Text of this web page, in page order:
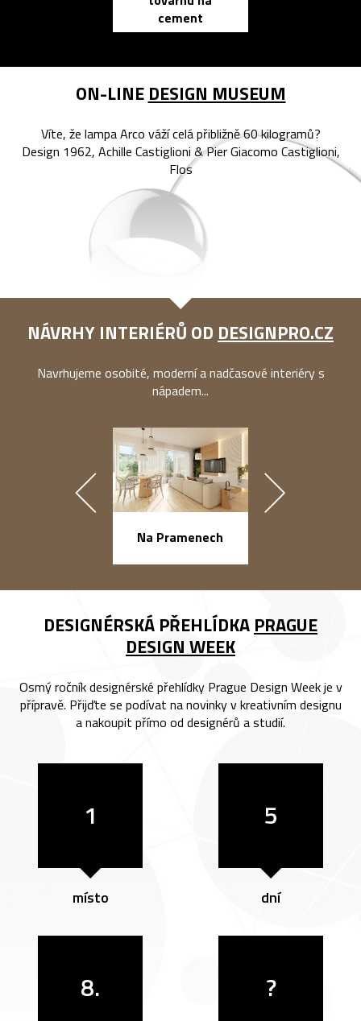
cement
ON-LINE DESIGN MUSEUM
Víte, že lampa Arco váží celá přibližně 60 kilogramů?
Design 1962, Achille Castiglioni & Pier Giacomo Castiglioni,
Flos
NÁVRHY INTERIÉRŮ OD DESIGNPRO.CZ
Navrhujeme osobité, moderní a nadčasové interiéry s
nápadem...
Na Pramenech
DESIGNÉRSKÁ PŘEHLÍDKA PRAGUE
DESIGN WEEK
Osmý ročník designérské přehlídky Prague Design Week je v
přípravě. Přijďte se podívat na novinky v kreativním designu
a nakoupit přímo od designérů a studií.
1
místo
5
dní
8. ?